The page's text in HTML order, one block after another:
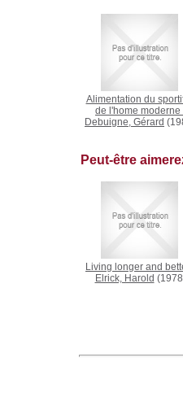
Alimentation du
de l'home moderne
Debuigne, Gérard
Peut-être
Living longer and
Elrick, Harold